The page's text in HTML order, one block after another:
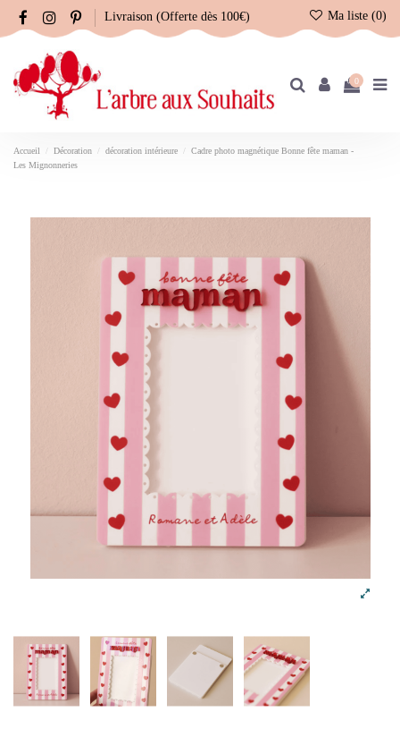
Livraison (Offerte dès 100€) Ma liste (0)
0
Accueil Décoration décoration intérieure
Cadre photo magnétique Bonne fête maman -
Les Mignonneries